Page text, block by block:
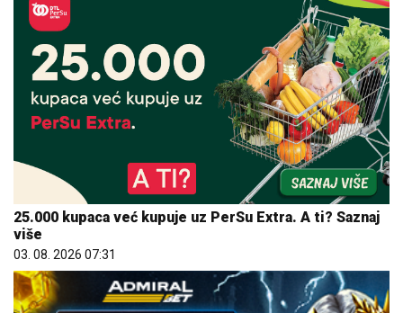
25.000 kupaca već kupuje uz PerSu Extra. A ti? Saznaj
više
03. 08. 2026 07:31